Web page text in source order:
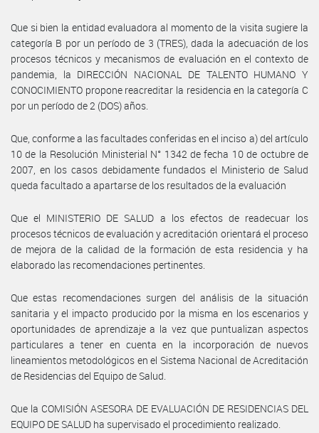
Que si bien la entidad evaluadora al momento de la visita sugiere la
categoría B por un período de 3 (TRES), dada la adecuación de los
procesos técnicos y mecanismos de evaluación en el contexto de
pandemia, la DIRECCIÓN NACIONAL DE TALENTO HUMANO Y
CONOCIMIENTO propone reacreditar la residencia en la categoría C
por un período de 2 (DOS) años.
Que, conforme a las facultades conferidas en el inciso a) del artículo
10 de la Resolución Ministerial N° 1342 de fecha 10 de octubre de
2007, en los casos debidamente fundados el Ministerio de Salud
queda facultado a apartarse de los resultados de la evaluación
Que el MINISTERIO DE SALUD a los efectos de readecuar los
procesos técnicos de evaluación y acreditación orientará el proceso
de mejora de la calidad de la formación de esta residencia y ha
elaborado las recomendaciones pertinentes.
Que estas recomendaciones surgen del análisis de la situación
sanitaria y el impacto producido por la misma en los escenarios y
oportunidades de aprendizaje a la vez que puntualizan aspectos
particulares a tener en cuenta en la incorporación de nuevos
lineamientos metodológicos en el Sistema Nacional de Acreditación
de Residencias del Equipo de Salud.
Que la COMISIÓN ASESORA DE EVALUACIÓN DE RESIDENCIAS DEL
EQUIPO DE SALUD ha supervisado el procedimiento realizado.